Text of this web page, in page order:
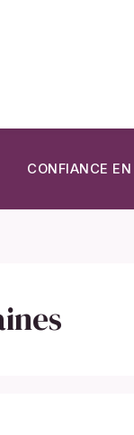
CONFIANCE EN